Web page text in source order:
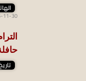
11-30